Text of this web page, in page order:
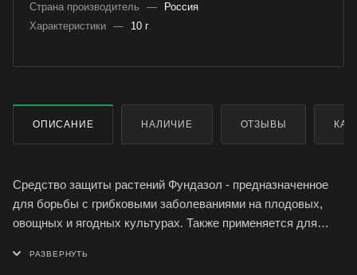
Страна производитель —
Россия
Характеристики — 10 г
ОПИСАНИЕ НАЛИЧИЕ ОТЗЫВЫ
Средство защиты растений Фундазол - предназначенное
для борьбы с грибковыми заболеваниями на плодовых,
овощных и ягодных культурах. Также применяется для
фунгицидом и протравителем с широким спектром